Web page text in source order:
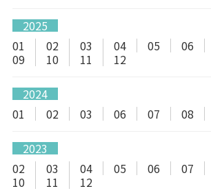
2025
01
02 03 04 05 06
09
10 11 12
2024
01
02 03 06 07 08
2023
02
03 04 05 06 07
10
11 12